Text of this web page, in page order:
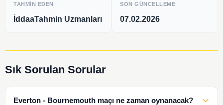
TAHMIN EDEN
İddaaTahmin Uzmanları
SON GÜNCELLEME
07.02.2026
Sık Sorulan Sorular
Everton - Bournemouth maçı ne zaman oynanacak?